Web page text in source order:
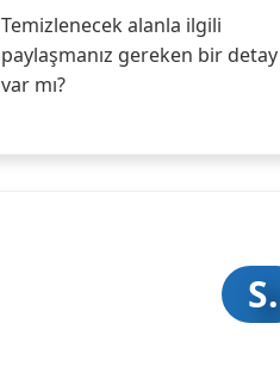
Temizlenecek alanla ilgili
paylaşmanız gereken bir detay
var mı?
S.